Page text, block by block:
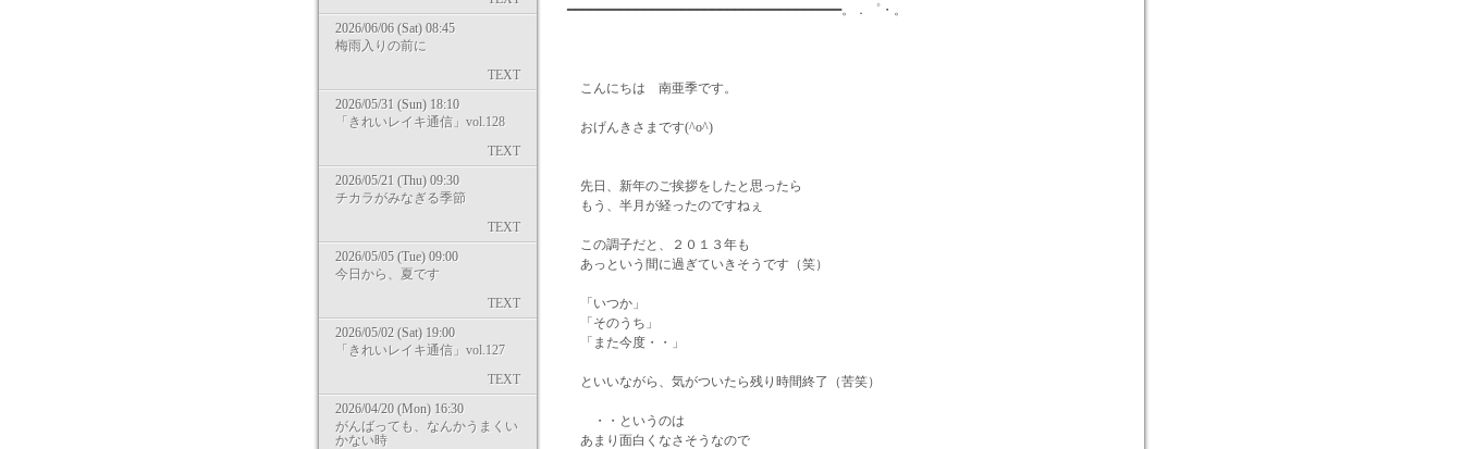
2026/06/06 (Sat) 08:45
梅雨入りの前に
TEXT
2026/05/31 (Sun) 18:10
「きれいレイキ通信」vol.128
TEXT
2026/05/21 (Thu) 09:30
チカラがみなぎる季節
TEXT
2026/05/05 (Tue) 09:00
今日から、夏です
TEXT
2026/05/02 (Sat) 19:00
「きれいレイキ通信」vol.127
TEXT
2026/04/20 (Mon) 16:30
がんばっても、なんかうまくい
かない時
━━━━━━━━━━━━━━━━━━━━━━━━━━━━━━━━━━━━。．゜・。
こんにちは 南亜季です。
おげんきさまです(^o^)
先日、新年のご挨拶をしたと思ったら
もう、半月が経ったのですねぇ
この調子だと、２０１３年も
あっという間に過ぎていきそうです（笑）
「いつか」
「そのうち」
「また今度・・」
といいながら、気がついたら残り時間終了（苦笑）
・・というのは
あまり面白くなさそうなので